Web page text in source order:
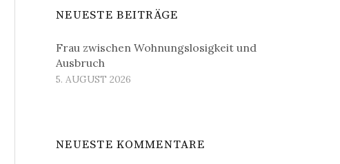
NEUESTE BEITRÄGE
Frau zwischen Wohnungslosigkeit und
Ausbruch
5. AUGUST 2026
NEUESTE KOMMENTARE